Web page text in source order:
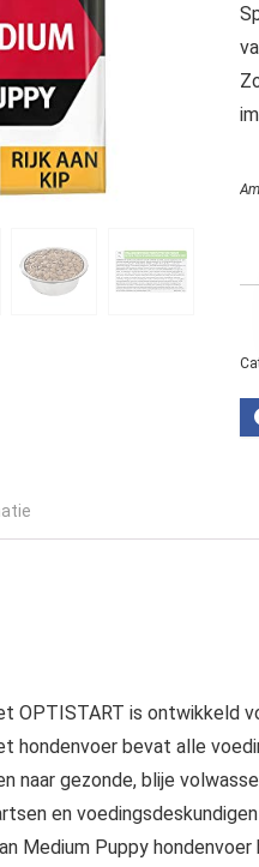
OPTISTART is ontwikkeld
hondenvoer bevat alle
naar gezonde, blije
en
Medium Puppy